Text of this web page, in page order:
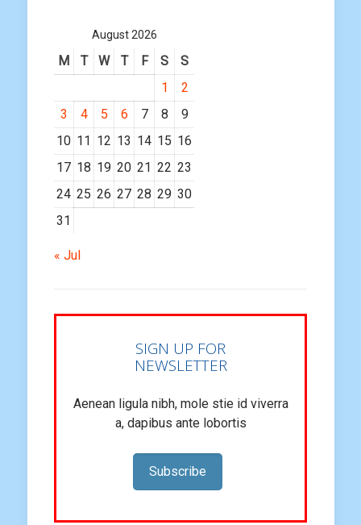
August 2026
M T W T F S
S
1
2
3
4 5 6 7 8
9
10 11 12 13 14 15 16
17 18 19 20 21 22 23
24 25 26 27 28 29 30
31
« Jul
SIGN UP FOR
NEWSLETTER
Aenean ligula nibh, mole stie id viverra
a, dapibus ante lobortis
Subscribe